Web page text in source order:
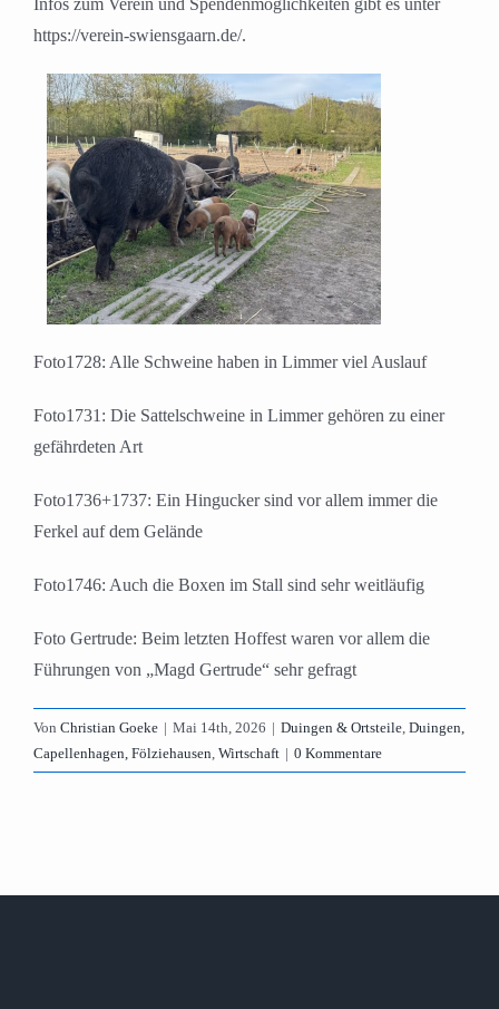
Infos zum Verein und Spendenmöglichkeiten gibt es unter
https://verein-swiensgaarn.de/.
Foto1728: Alle Schweine haben in Limmer viel Auslauf
Foto1731: Die Sattelschweine in Limmer gehören zu einer
gefährdeten Art
Foto1736+1737: Ein Hingucker sind vor allem immer die
Ferkel auf dem Gelände
Foto1746: Auch die Boxen im Stall sind sehr weitläufig
Foto Gertrude: Beim letzten Hoffest waren vor allem die
Führungen von „Magd Gertrude“ sehr gefragt
Von Christian Goeke | Mai 14th, 2026 | Duingen & Ortsteile, Duingen,
Capellenhagen, Fölziehausen, Wirtschaft | 0 Kommentare